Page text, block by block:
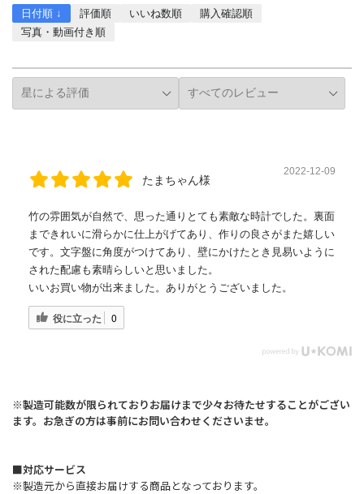
日付順 ↓ 評価順 いいね数順
購入確認順
写真・動画付き順
たまちゃん様
2022-12-09
竹の雰囲気が自然で、思った通りとても素敵な時計でした。裏面
まできれいに滑らかに仕上がげてあり、作りの良さがまた嬉しい
です。文字盤に角度がつけてあり、壁にかけたとき見易いように
された配慮も素晴らしいと思いました。
いいお買い物が出来ました。ありがとうございました。
役に立った 0
※製造可能数が限られておりお届けまで少々お待たせすることがござい
ます。お急ぎの方は事前にお問い合わせくださいませ。
■対応サービス
※製造元から直接お届けする商品となっております。